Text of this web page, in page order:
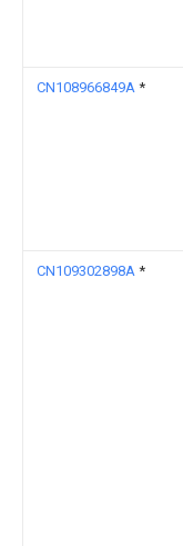
CN108966849A *
CN109302898A *